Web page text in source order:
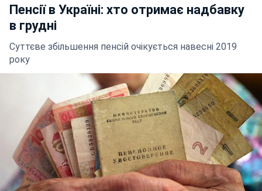
Пенсії в Україні: хто отримає надбавку
в грудні
Суттєве збільшення пенсій очікується навесні 2019
року